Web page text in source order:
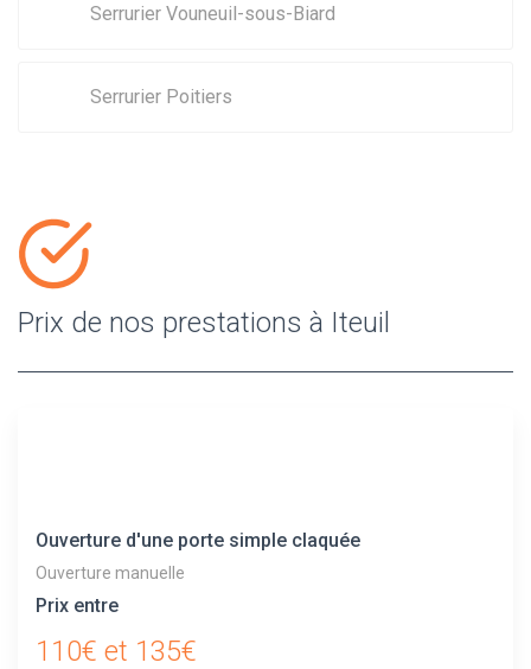
Serrurier Vouneuil-sous-Biard
Serrurier Poitiers
Prix de nos prestations à Iteuil
Ouverture d'une porte simple claquée
Ouverture manuelle
Prix entre
110€ et 135€